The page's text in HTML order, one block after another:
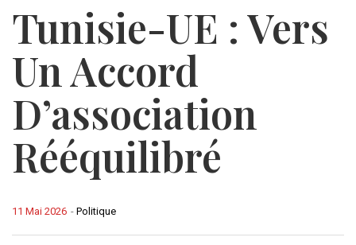
Tunisie-UE : Vers
Un Accord
D’association
Rééquilibré
- Politique
11 Mai 2026